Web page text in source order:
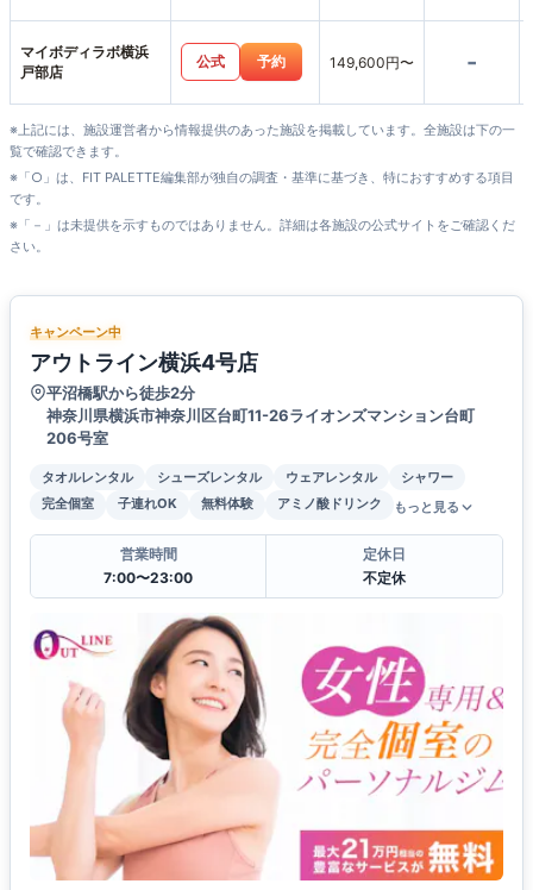
マイボディラボ横浜
戸部店
公式 予約 149,600円〜 -
※上記には、施設運営者から情報提供のあった施設を掲載しています。全施設は下の一
覧で確認できます。
※「○」は、FIT PALETTE編集部が独自の調査・基準に基づき、特におすすめする項目
です。
※「－」は未提供を示すものではありません。詳細は各施設の公式サイトをご確認くだ
さい。
キャンペーン中
アウトライン横浜4号店
平沼橋駅から徒歩2分
神奈川県横浜市神奈川区台町11-26ライオンズマンション台町
206号室
タオルレンタル シューズレンタル ウェアレンタル
シャワー
完全個室
子連れOK 無料体験 アミノ酸ドリンク もっと見る
営業時間
7:00〜23:00
定休日
不定休